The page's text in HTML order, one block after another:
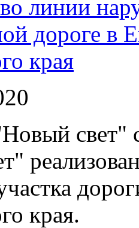
линии
дороге в
края
свет"
края.